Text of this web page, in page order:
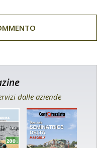
dalle aziende